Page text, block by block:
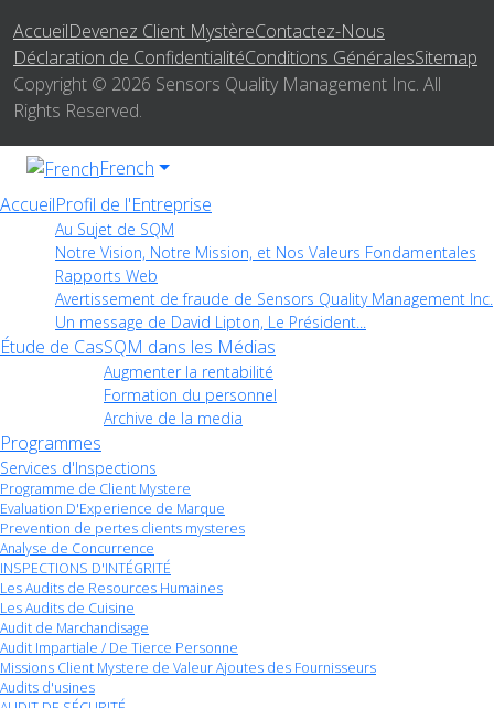
AccueilDevenez Client MystèreContactez-Nous
Déclaration de ConfidentialitéConditions GénéralesSitemap
Copyright © 2026 Sensors Quality Management Inc. All
Rights Reserved.
French
AccueilProfil de l'Entreprise
Au Sujet de SQM
Notre Vision, Notre Mission, et Nos Valeurs Fondamentales
Rapports Web
Avertissement de fraude de Sensors Quality Management Inc.
Un message de David Lipton, Le Président...
Étude de CasSQM dans les Médias
Augmenter la rentabilité
Formation du personnel
Archive de la media
Programmes
Services d'Inspections
Programme de Client Mystere
Evaluation D'Experience de Marque
Prevention de pertes clients mysteres
Analyse de Concurrence
INSPECTIONS D'INTÉGRITÉ
Les Audits de Resources Humaines
Les Audits de Cuisine
Audit de Marchandisage
Audit Impartiale / De Tierce Personne
Missions Client Mystere de Valeur Ajoutes des Fournisseurs
Audits d'usines